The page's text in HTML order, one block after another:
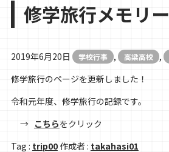
修学旅行メモリー
2019年6月20日 学校行事 , 高梁高校 ,
修学旅行のページを更新しました！
令和元年度、修学旅行の記録です。
→ こちらをクリック
Tag : trip00 作成者 : takahasi01